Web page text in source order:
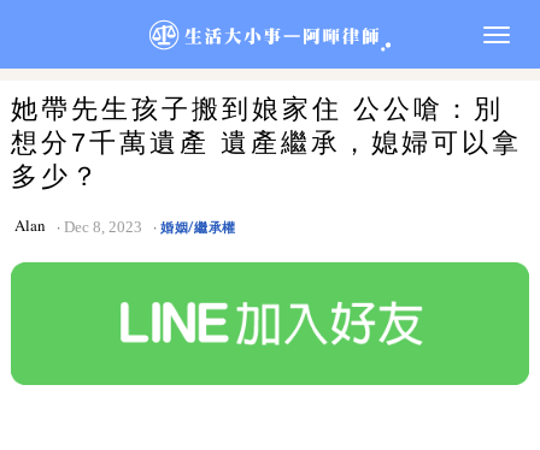
她帶先生孩子搬到娘家住 公公嗆：別
想分7千萬遺產 遺產繼承，媳婦可以拿
多少？
Alan Dec 8, 2023 婚姻/繼承權